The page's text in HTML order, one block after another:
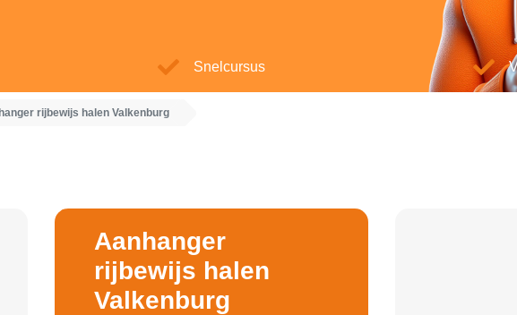
Snelcursus
rijbewijs halen Valkenburg
Aanhanger
rijbewijs halen
Valkenburg